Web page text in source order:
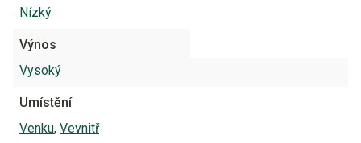
Nízký
Výnos
Vysoký
Umístění
Venku, Vevnitř